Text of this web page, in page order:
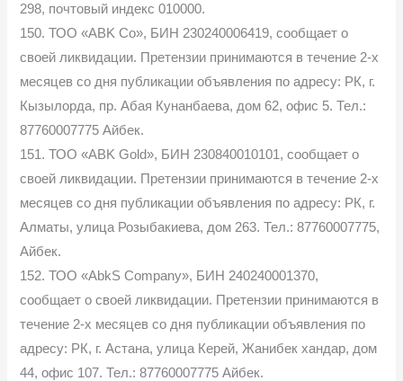
298, почтовый индекс 010000.
150. ТОО «ABK Co», БИН 230240006419, сообщает о
своей ликвидации. Претензии принимаются в течение 2-х
месяцев со дня публикации объявления по адресу: РК, г.
Кызылорда, пр. Абая Кунанбаева, дом 62, офис 5. Тел.:
87760007775 Айбек.
151. ТОО «ABK Gold», БИН 230840010101, сообщает о
своей ликвидации. Претензии принимаются в течение 2-х
месяцев со дня публикации объявления по адресу: РК, г.
Алматы, улица Розыбакиева, дом 263. Тел.: 87760007775,
Айбек.
152. ТОО «AbkS Company», БИН 240240001370,
сообщает о своей ликвидации. Претензии принимаются в
течение 2-х месяцев со дня публикации объявления по
адресу: РК, г. Астана, улица Керей, Жанибек хандар, дом
44, офис 107. Тел.: 87760007775 Айбек.